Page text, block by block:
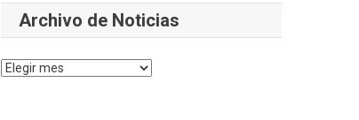
Archivo de Noticias
Archivo